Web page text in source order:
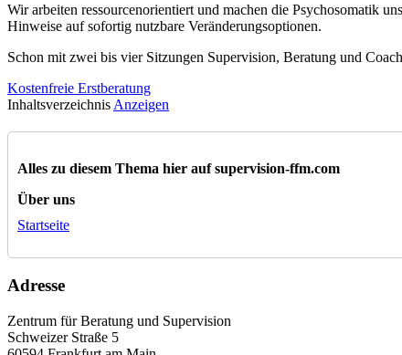
Wir arbeiten ressourcenorientiert und machen die Psychosomatik
Hinweise auf sofortig nutzbare Veränderungsoptionen.
Schon mit zwei bis vier Sitzungen Supervision, Beratung und
Kostenfreie Erstberatung
Inhaltsverzeichnis Anzeigen
Alles zu diesem Thema hier auf supervision-ffm.com
Über uns
Startseite
Adresse
Zentrum für Beratung und Supervision
Schweizer Straße 5